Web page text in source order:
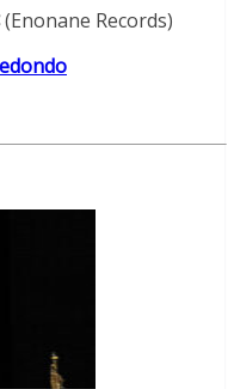
(Enonane Records)